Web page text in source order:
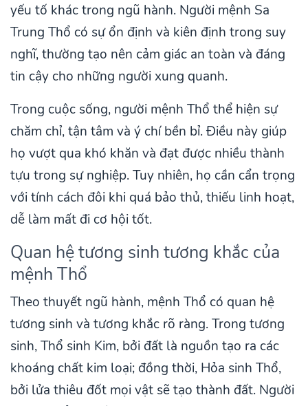
yếu tố khác trong ngũ hành. Người mệnh Sa
Trung Thổ có sự ổn định và kiên định trong suy
nghĩ, thường tạo nên cảm giác an toàn và đáng
tin cậy cho những người xung quanh.
Trong cuộc sống, người mệnh Thổ thể hiện sự
chăm chỉ, tận tâm và ý chí bền bỉ. Điều này giúp
họ vượt qua khó khăn và đạt được nhiều thành
tựu trong sự nghiệp. Tuy nhiên, họ cần cẩn trọng
với tính cách đôi khi quá bảo thủ, thiếu linh hoạt,
dễ làm mất đi cơ hội tốt.
Quan hệ tương sinh tương khắc của
mệnh Thổ
Theo thuyết ngũ hành, mệnh Thổ có quan hệ
tương sinh và tương khắc rõ ràng. Trong tương
sinh, Thổ sinh Kim, bởi đất là nguồn tạo ra các
khoáng chất kim loại; đồng thời, Hỏa sinh Thổ,
bởi lửa thiêu đốt mọi vật sẽ tạo thành đất. Người